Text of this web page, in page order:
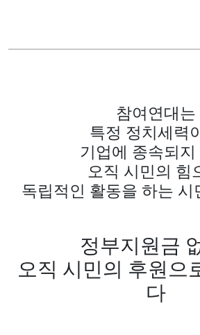
참여연대는
특정 정치세력
기업에 종속되지
오직 시민의 힘
독립적인 활동을 하는
정부지원금
오직 시민의 후원으
다